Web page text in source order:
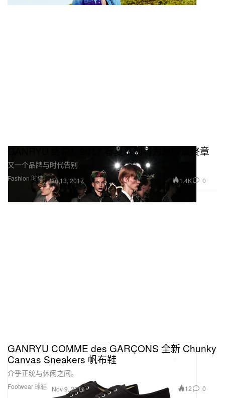
Fashion 时装
GANRYU 终幕！2017 春夏系列将为品牌最终章
又一个品牌与时代告别
Jan 13, 2017 1.4K 0
Footwear 球鞋
GANRYU COMME des GARÇONS 全新 Chunky
Canvas Sneakers 帆布鞋
介乎正统与休闲之间。
Nov 9, 2016 12 0